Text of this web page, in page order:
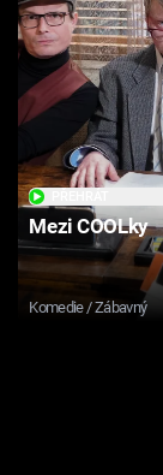
Mezi COOLky
Komedie / Zábavný